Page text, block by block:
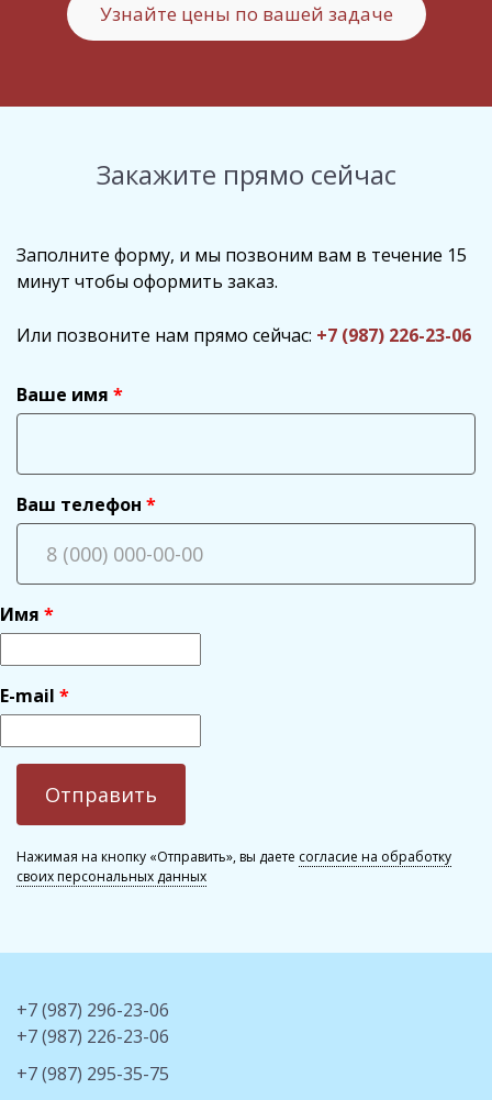
Узнайте цены по вашей задаче
Закажите прямо сейчас
Заполните форму, и мы позвоним вам в течение 15
минут чтобы оформить заказ.
Или позвоните нам прямо сейчас: +7 (987) 226-23-06
Ваше имя
Ваш телефон
Имя
E-mail
Нажимая на кнопку «Отправить», вы даете согласие на обработку
своих персональных данных
+7 (987) 296-23-06
+7 (987) 226-23-06
+7 (987) 295-35-75